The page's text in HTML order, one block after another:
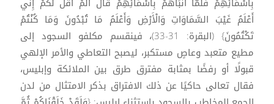
أَعْلَمُ غَيْبَ السَّمَاوَاتِ وَالْأَرْضِ وَأَعْلَمُ مَا تُبْدُونَ وَمَا كُنْتُمْ
تَكْتُمُونَ} (البقرة: 31-33)، فينقسم مكلفو السجود إلى
مطيع متعبد وعاصٍ مستكبر، ليصبح التعاطي والأمر الإلهي
قبولًا أو رفضًا بمثابة مفترق طرق بين الملائكة وإبليس،
فقال تعالى حاكيًا عن ذلك الافتراق بذكر الامتثال من لدن